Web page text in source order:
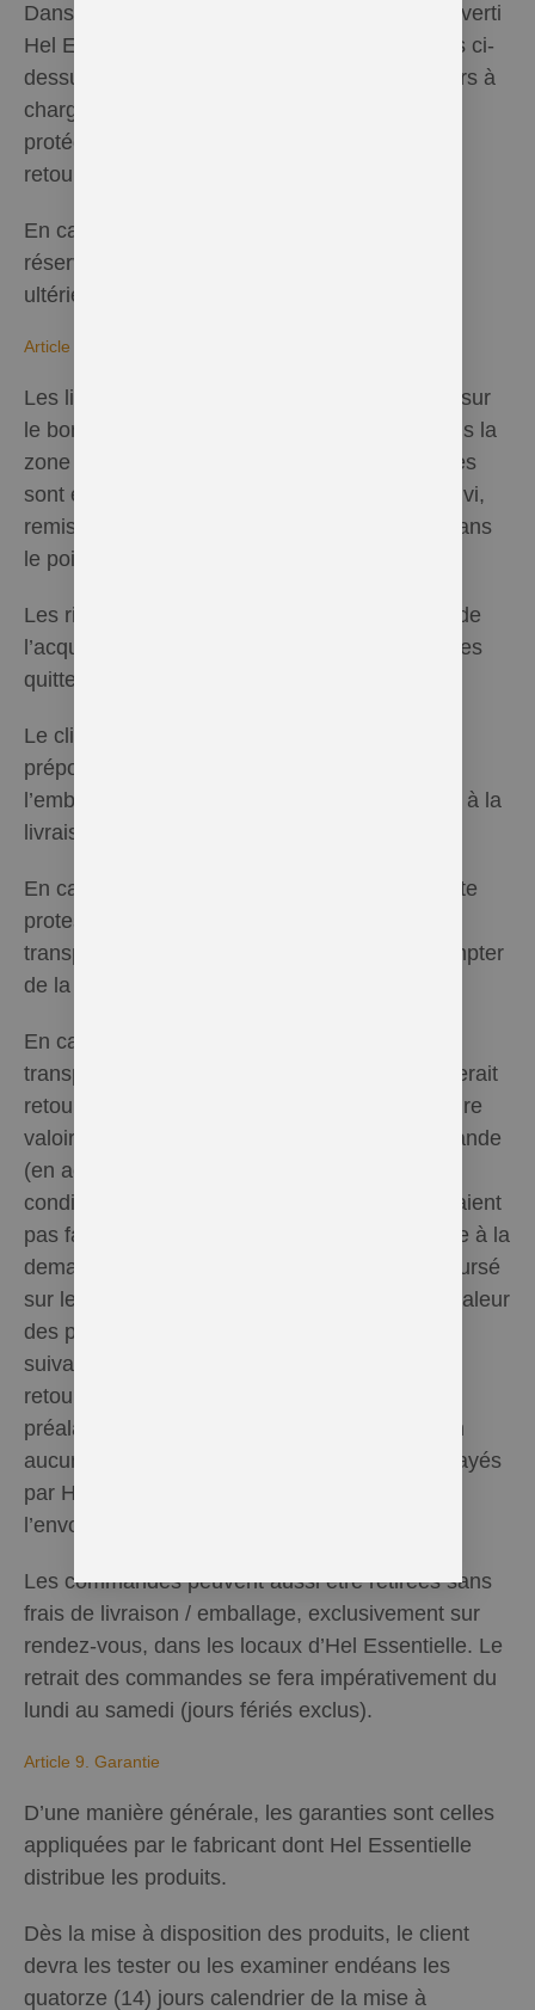
Dans le cas de retour de colis et après avoir averti
Hel Essentielle par mail dans les délais décrits ci-
dessus, les frais de retour du colis sont toujours à
charge du client. Il sera demandé au client de
protéger avec le plus grand soin les articles
retournés.
En cas de retours abusifs, Hel Essentielle se
réserve le droit de refuser toute commande
ultérieure.
Article 8. Livraison
Les livraisons sont faites à l’adresse indiquée sur
le bon de commande qui ne peut être que dans la
zone géographique convenue. Les commandes
sont effectuées par BPost avec numéro de suivi,
remise sans signature ou via Mondial Relay dans
le point de vente choisi par le client.
Les risques liés au transport sont à la charge de
l’acquéreur à compter du moment où les articles
quittent les locaux de Hel Essentielle.
Le client est tenu de vérifier en présence du
préposé de La Poste ou du livreur, l’état de
l’emballage de la marchandise et son contenu à la
livraison.
En cas de dommage pendant le transport, toute
protestation doit être effectuée auprès du
transporteur dans un délai de trois jours à compter
de la livraison.
En cas de problèmes de livraison dus au
transporteur et pour le cas où la commande serait
retournée à Hel Essentielle, le client pourra faire
valoir un droit de rétractation de la dite commande
(en accord préalable avec Hel Essentielle) à
condition que les produits de la commande n’aient
pas fait l’objet d’une commande exceptionnelle à la
demande du client. Le client sera alors remboursé
sur le compte de son choix du montant de la valeur
des produits payés dans les 3 jours ouvrables
suivant la réception par Hel Essentielle de ce
retour de marchandise. Les frais de port
préalablement payés par le client ne seront en
aucun cas remboursés puisqu’ils auront été payés
par Hel Essentielle au dit transporteur lors de
l’envoi initial.
Les commandes peuvent aussi être retirées sans
frais de livraison / emballage, exclusivement sur
rendez-vous, dans les locaux d’Hel Essentielle. Le
retrait des commandes se fera impérativement du
lundi au samedi (jours fériés exclus).
Article 9. Garantie
D’une manière générale, les garanties sont celles
appliquées par le fabricant dont Hel Essentielle
distribue les produits.
Dès la mise à disposition des produits, le client
devra les tester ou les examiner endéans les
quatorze (14) jours calendrier de la mise à